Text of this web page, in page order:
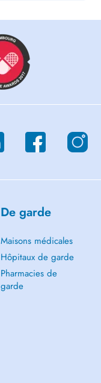
De garde
Maisons médicales
Hôpitaux de garde
Pharmacies de
garde